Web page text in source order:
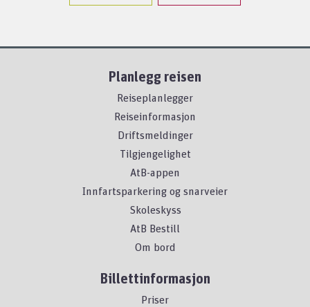
Planlegg reisen
Reiseplanlegger
Reiseinformasjon
Driftsmeldinger
Tilgjengelighet
AtB-appen
Innfartsparkering og snarveier
Skoleskyss
AtB Bestill
Om bord
Billettinformasjon
Priser